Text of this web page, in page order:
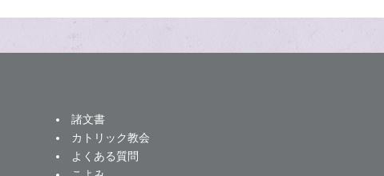
諸文書
カトリック教会
よくある質問